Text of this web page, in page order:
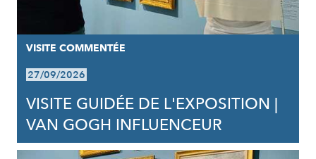
VISITE COMMENTÉE
27/09/2026
VISITE GUIDÉE DE L'EXPOSITION |
VAN GOGH INFLUENCEUR